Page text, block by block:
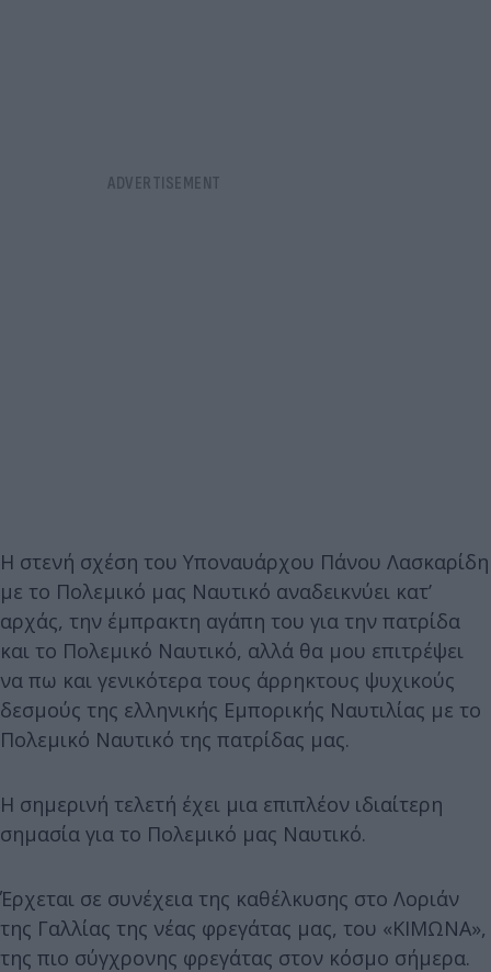
Η στενή σχέση του Υποναυάρχου Πάνου Λασκαρίδη
με το Πολεμικό μας Ναυτικό αναδεικνύει κατ’
αρχάς, την έμπρακτη αγάπη του για την πατρίδα
και το Πολεμικό Ναυτικό, αλλά θα μου επιτρέψει
να πω και γενικότερα τους άρρηκτους ψυχικούς
δεσμούς της ελληνικής Εμπορικής Ναυτιλίας με το
Πολεμικό Ναυτικό της πατρίδας μας.
Η σημερινή τελετή έχει μια επιπλέον ιδιαίτερη
σημασία για το Πολεμικό μας Ναυτικό.
Έρχεται σε συνέχεια της καθέλκυσης στο Λοριάν
της Γαλλίας της νέας φρεγάτας μας, του «ΚΙΜΩΝΑ»,
της πιο σύγχρονης φρεγάτας στον κόσμο σήμερα.